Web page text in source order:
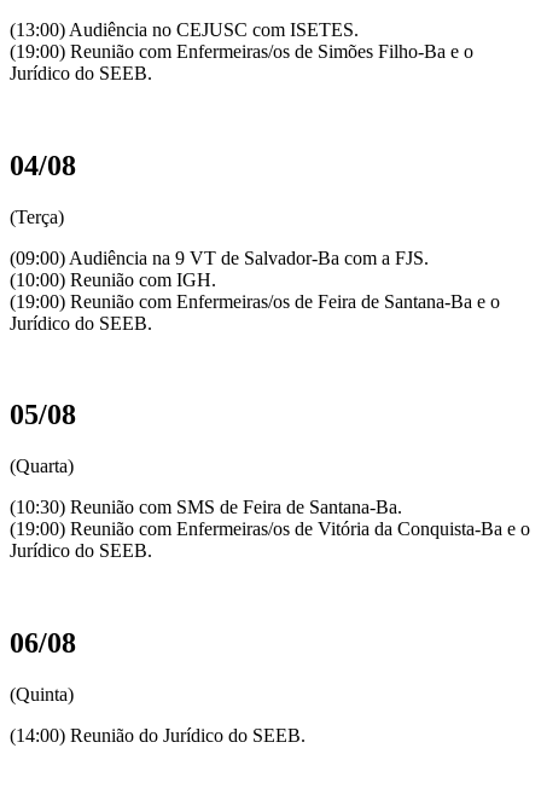
(13:00) Audiência no CEJUSC com ISETES.
(19:00) Reunião com Enfermeiras/os de Simões Filho-Ba e o
Jurídico do SEEB.
04/08
(Terça)
(09:00) Audiência na 9 VT de Salvador-Ba com a FJS.
(10:00) Reunião com IGH.
(19:00) Reunião com Enfermeiras/os de Feira de Santana-Ba e o
Jurídico do SEEB.
05/08
(Quarta)
(10:30) Reunião com SMS de Feira de Santana-Ba.
(19:00) Reunião com Enfermeiras/os de Vitória da Conquista-Ba e o
Jurídico do SEEB.
06/08
(Quinta)
(14:00) Reunião do Jurídico do SEEB.